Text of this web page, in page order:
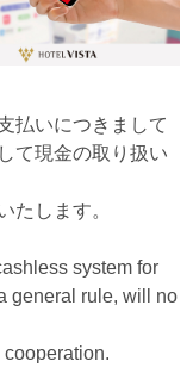
ださい
払いにつきまして
て現金の取り扱い
たします。
system for
general rule, will no